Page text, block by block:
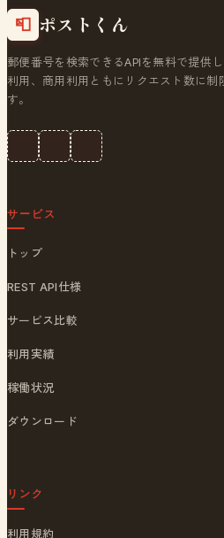
📮 ポストくん
郵便番号を検索できるAPIを無料で提供
利用、商用利用ともにリクエスト数に制
す。
サービス
トップ
REST API仕様
サービス比較
利用実績
稼働状況
ダウンロード
リンク
利用規約